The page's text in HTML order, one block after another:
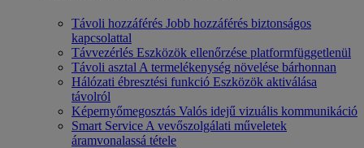
Távoli hozzáférés Jobb hozzáférés biztonságos
kapcsolattal
Távvezérlés Eszközök ellenőrzése platformfüggetlenül
Távoli asztal A termelékenység növelése bárhonnan
Hálózati ébresztési funkció Eszközök aktiválása
távolról
Képernyőmegosztás Valós idejű vizuális kommunikáció
Smart Service A vevőszolgálati műveletek
áramvonalassá tétele